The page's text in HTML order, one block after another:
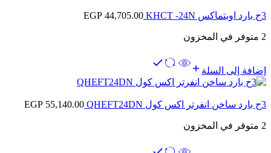
3ح بارد اوبتماكس KHCT -24N EGP 44,705.00
2 متوفر في المخزون
إضافة إلى السلة
3ح بارد ساخن انفرتر اكس كول QHEFT24DN EGP 55,140.00
2 متوفر في المخزون